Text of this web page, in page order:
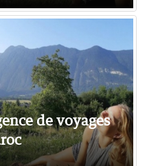
de voyages